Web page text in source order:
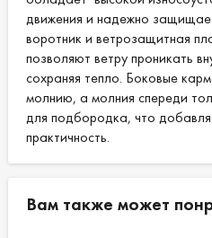
движения и надежно
воротник и ветрозащитная
позволяют ветру проникать
сохраняя тепло. Боковые
молнию, а молния спереди
для подбородка, что
практичность.
Вам также может